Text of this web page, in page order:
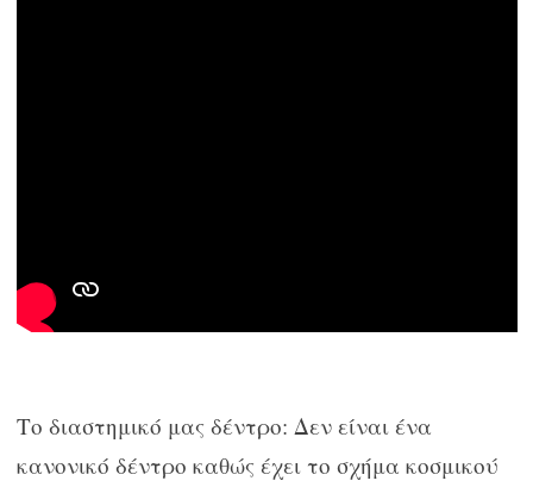
Το διαστημικό μας δέντρο: Δεν είναι ένα
κανονικό δέντρο καθώς έχει το σχήμα κοσμικού